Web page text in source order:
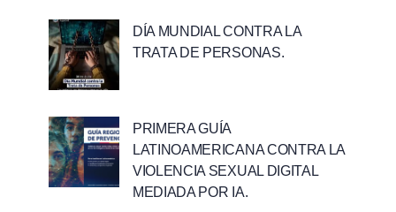
DÍA MUNDIAL CONTRA LA
TRATA DE PERSONAS.
PRIMERA GUÍA
LATINOAMERICANA CONTRA LA
VIOLENCIA SEXUAL DIGITAL
MEDIADA POR IA.